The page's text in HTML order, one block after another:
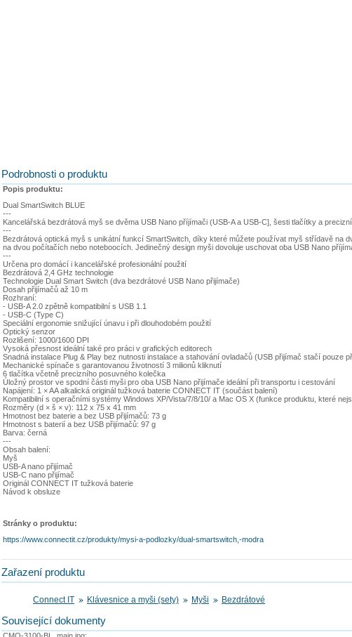
Podrobnosti o produktu
Popis produktu:
Dual SmartSwitch BLUE
---
Kancelářská bezdrátová myš se dvěma USB Nano příjímači (USB-A a USB-C], šesti tlačítky a
---
Bezdrátová optická myš s unikátní funkcí SmartSwitch, díky které můžete používat myš střídavě na
na dvou počítačích nebo noteboocích. Jedinečný design myši dovoluje uschovat oba USB Nano
---
Určena pro domácí i kancelářské profesionální použití
Bezdrátová 2,4 GHz technologie
Technologie Dual Smart Switch (dva bezdrátové USB Nano přijímače)
Dosah přijímačů až 10 m
Rozhraní:
- USB-A 2.0 zpětně kompatibilní s USB 1.1
- USB-C (Type C)
Speciální ergonomie snižující únavu i při dlouhodobém použití
Optický senzor
Rozlišení: 1000/1600 DPI
Vysoká přesnost ideální také pro práci v grafických editorech
Snadná instalace Plug & Play bez nutnosti instalace a stahování ovladačů (USB přijímač stačí pouze
Mechanické spínače s garantovanou životností 3 milionů kliknutí
6 tlačítka včetně precizního posuvného kolečka
Úložný prostor ve spodní části myši pro oba USB Nano přijímače ideální při transportu i cestování
Napájení: 1 × AA alkalická originál tužková baterie CONNECT IT (součást balení)
Kompatibilní s operačními systémy Windows XP/Vista/7/8/10/ a Mac OS X (funkce produktu, které
Rozměry (d × š × v): 112 x 75 x 41 mm
Hmotnost bez baterie a bez USB přijímačů: 73 g
Hmotnost s baterií a bez USB přijímačů: 97 g
Barva: černá
---
Obsah balení:
Myš
USB-A nano přijímač
USB-C nano přijímač
Originál CONNECT IT tužková baterie
Návod k obsluze
Stránky o produktu:
https://www.connectit.cz/produkty/mysi-a-podlozky/dual-smartswitch,-modra
Zařazení produktu
Connect IT Klávesnice a myši (sety) Myši Bezdrátové
Související dokumenty